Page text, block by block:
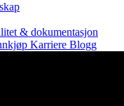
& dokumentasjon
Karriere Blogg